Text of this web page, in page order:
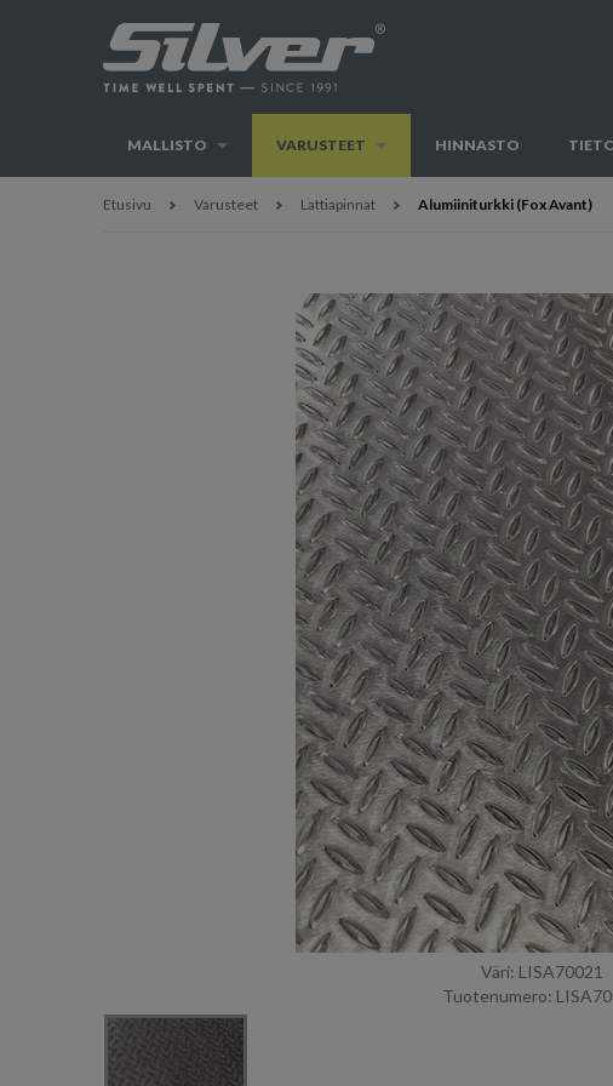
MALLISTO VARUSTEET HINNASTO
Etusivu Varusteet Lattiapinnat Alumiiniturkki (Fox Avant)
Väri: LISA70021
Tuotenumero: